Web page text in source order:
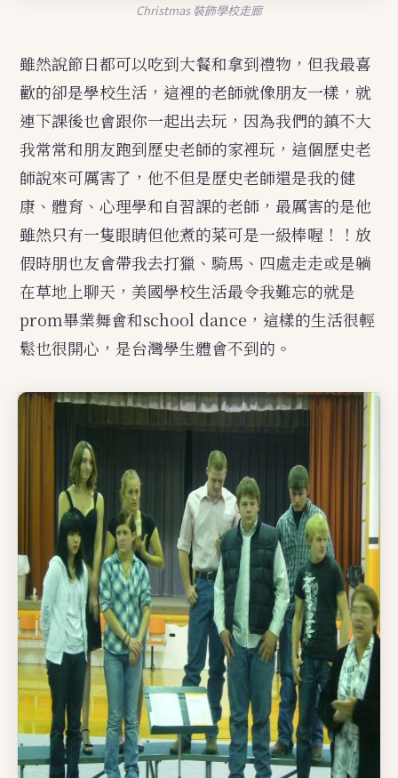
Christmas 裝飾學校走廊
雖然說節日都可以吃到大餐和拿到禮物，但我最喜
歡的卻是學校生活，這裡的老師就像朋友一樣，就
連下課後也會跟你一起出去玩，因為我們的鎮不大
我常常和朋友跑到歷史老師的家裡玩，這個歷史老
師說來可厲害了，他不但是歷史老師還是我的健
康、體育、心理學和自習課的老師，最厲害的是他
雖然只有一隻眼睛但他煮的菜可是一級棒喔！！放
假時朋也友會帶我去打獵、騎馬、四處走走或是躺
在草地上聊天，美國學校生活最令我難忘的就是
prom畢業舞會和school dance，這樣的生活很輕
鬆也很開心，是台灣學生體會不到的。